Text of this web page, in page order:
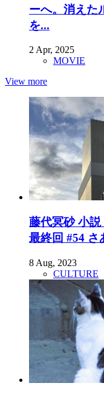
ーへ。消えた
を...
2 Apr, 2025
MOVIE
View more
藤代冥砂 小
最終回 #54 さ
8 Aug, 2023
CULTURE